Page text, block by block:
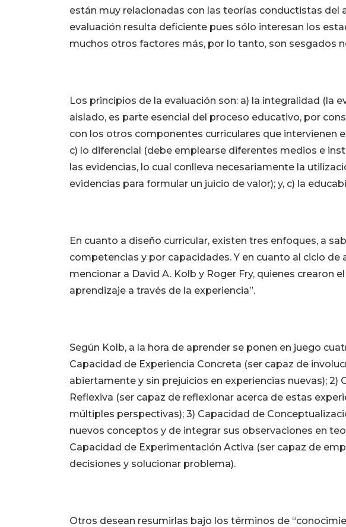
están muy relacionadas con las teorías conductistas del
evaluación resulta deficiente pues sólo interesan los
muchos otros factores más, por lo tanto, son sesgados
Los principios de la evaluación son: a) la integralidad (la
aislado, es parte esencial del proceso educativo, por
con los otros componentes curriculares que intervienen
c) lo diferencial (debe emplearse diferentes medios e
las evidencias, lo cual conlleva necesariamente la
evidencias para formular un juicio de valor); y, c) la
En cuanto a diseño curricular, existen tres enfoques, a
competencias y por capacidades. Y en cuanto al ciclo de
mencionar a David A. Kolb y Roger Fry, quienes crearon
aprendizaje a través de la experiencia”.
Según Kolb, a la hora de aprender se ponen en juego
Capacidad de Experiencia Concreta (ser capaz de
abiertamente y sin prejuicios en experiencias nuevas); 2)
Reflexiva (ser capaz de reflexionar acerca de estas
múltiples perspectivas); 3) Capacidad de
nuevos conceptos y de integrar sus observaciones en
Capacidad de Experimentación Activa (ser capaz de
decisiones y solucionar problema).
Otros desean resumirlas bajo los términos de